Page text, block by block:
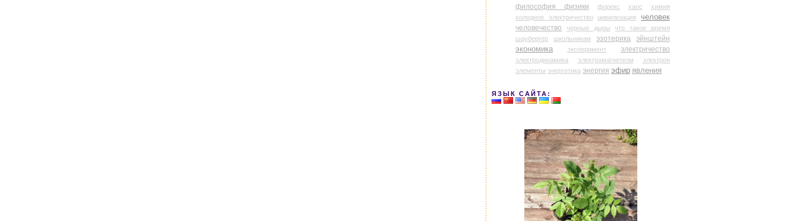
философия физики форекс хаос
химия
холодное электричество
цивилизация человек
человечество черные дыры
что такое время
шаубергер
школьникам эзотерика
эйнштейн
экономика
эксперимент электричество
электродинамика электромагнетизм
электрон
элементы энергетика энергия эфир явления
ЯЗЫК САЙТА: